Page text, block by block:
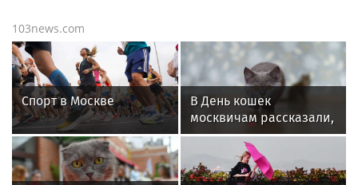
103news.com
Спорт в Москве
В День кошек
москвичам рассказали,
как питомцу
адаптироваться в
новом доме